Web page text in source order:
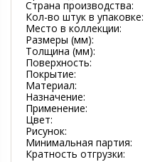
Страна производства:
Кол-во штук в упаковке:
Место в коллекции:
Размеры (мм):
Толщина (мм):
Поверхность:
Покрытие:
Материал:
Назначение:
Применение:
Цвет:
Рисунок:
Минимальная партия:
Кратность отгрузки: